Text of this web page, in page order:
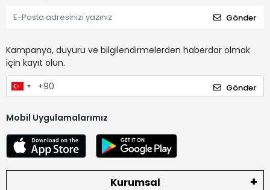
Gönder
Kampanya, duyuru ve bilgilendirmelerden haberdar olmak
için kayıt olun.
Gönder
Mobil Uygulamalarımız
Kurumsal